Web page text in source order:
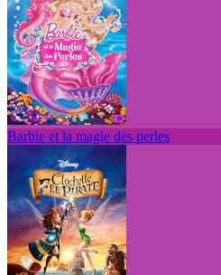
Barbie et la magie des perles